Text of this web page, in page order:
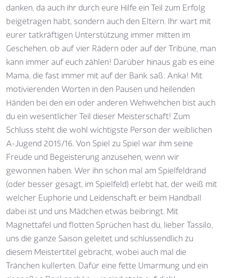
danken, da auch ihr durch eure Hilfe ein Teil zum Erfolg
beigetragen habt, sondern auch den Eltern. Ihr wart mit
eurer tatkräftigen Unterstützung immer mitten im
Geschehen, ob auf vier Rädern oder auf der Tribüne, man
kann immer auf euch zählen! Darüber hinaus gab es eine
Mama, die fast immer mit auf der Bank saß: Anka! Mit
motivierenden Worten in den Pausen und heilenden
Händen bei den ein oder anderen Wehwehchen bist auch
du ein wesentlicher Teil dieser Meisterschaft! Zum
Schluss steht die wohl wichtigste Person der weiblichen
A-Jugend 2015/16. Von Spiel zu Spiel war ihm seine
Freude und Begeisterung anzusehen, wenn wir
gewonnen haben. Wer ihn schon mal am Spielfeldrand
(oder besser gesagt, im Spielfeld) erlebt hat, der weiß mit
welcher Euphorie und Leidenschaft er beim Handball
dabei ist und uns Mädchen etwas beibringt. Mit
Magnettafel und flotten Sprüchen hast du, lieber Tassilo,
uns die ganze Saison geleitet und schlussendlich zu
diesem Meistertitel gebracht, wobei auch mal die
Tränchen kullerten. Dafür eine fette Umarmung und ein